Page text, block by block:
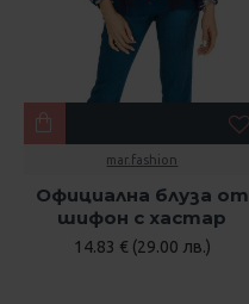
mar.fashion
Официална блуза от
шифон с хастар
14.83 € (29.00 лв.)